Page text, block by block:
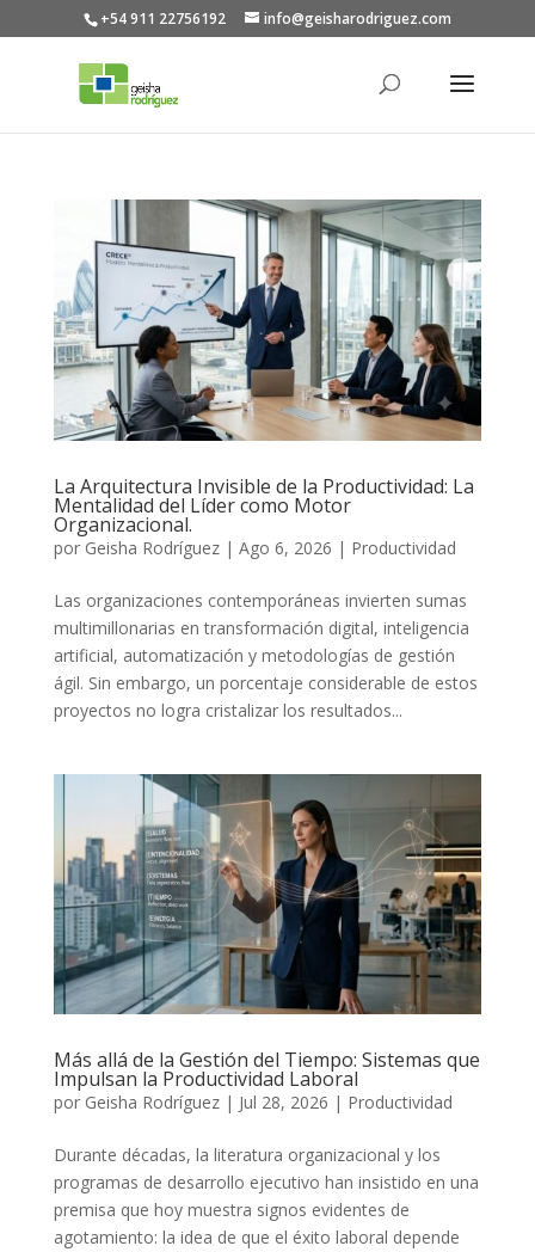
+54 911 22756192 info@geisharodriguez.com
La Arquitectura Invisible de la Productividad: La
Mentalidad del Líder como Motor
Organizacional.
por Geisha Rodríguez| Ago 6, 2026 | Productividad
Las organizaciones contemporáneas invierten sumas
multimillonarias en transformación digital, inteligencia
artificial, automatización y metodologías de gestión
ágil. Sin embargo, un porcentaje considerable de estos
proyectos no logra cristalizar los resultados...
Más allá de la Gestión del Tiempo: Sistemas que
Impulsan la Productividad Laboral
por Geisha Rodríguez| Jul 28, 2026 | Productividad
Durante décadas, la literatura organizacional y los
programas de desarrollo ejecutivo han insistido en una
premisa que hoy muestra signos evidentes de
agotamiento: la idea de que el éxito laboral depende